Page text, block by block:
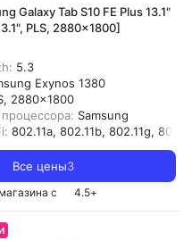
Galaxy Tab S10 FE Plus 13.1"
PLS, 2880x1800]
5.3
Exynos 1380
2880x1800
Samsung
802.11a, 802.11b, 802.11g,
Все цены3
с 4.5+